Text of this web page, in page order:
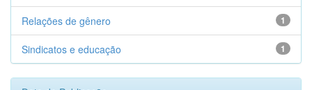
1
Relações de gênero
1
Sindicatos e educação